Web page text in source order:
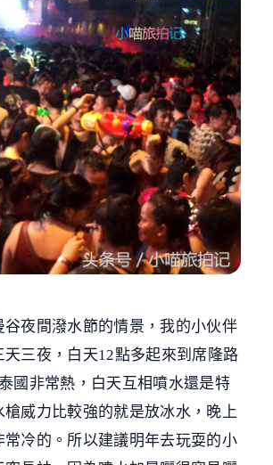
谷夜間潑水節的情景，我的小伙伴
天三夜，白天12點多起來到席隆路
國非常熱，白天互相噴水還是特
槍威力比較強的就是放冰水，晚上
常冷的。所以建議明年去玩耍的小